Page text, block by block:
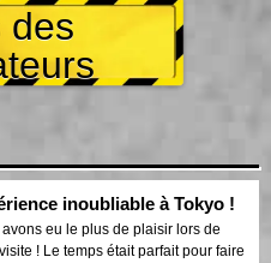
des
inoubliable à Tokyo !
avons eu le plus de plaisir lors de
! Le temps était parfait pour faire